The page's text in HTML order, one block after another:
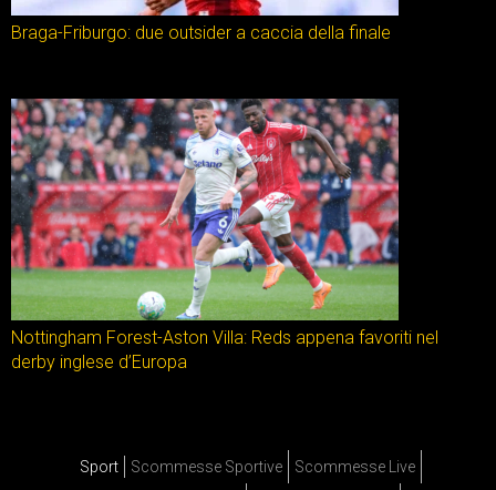
Braga-Friburgo: due outsider a caccia della finale
Nottingham Forest-Aston Villa: Reds appena favoriti nel
derby inglese d’Europa
Sport Scommesse Sportive
Scommesse Live